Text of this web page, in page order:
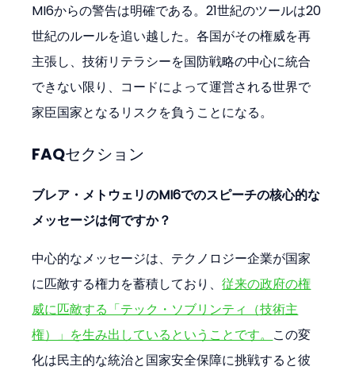
MI6からの警告は明確である。21世紀のツールは20
世紀のルールを追い越した。各国がその権威を再
主張し、技術リテラシーを国防戦略の中心に統合
できない限り、コードによって運営される世界で
家臣国家となるリスクを負うことになる。
FAQセクション
ブレア・メトウェリのMI6でのスピーチの核心的な
メッセージは何ですか？
中心的なメッセージは、テクノロジー企業が国家
に匹敵する権力を蓄積しており、従来の政府の権
威に匹敵する「テック・ソブリンティ（技術主
権）」を生み出しているということです。 この変
化は民主的な統治と国家安全保障に挑戦すると彼